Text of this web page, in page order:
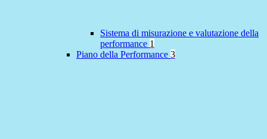
Sistema di misurazione e valutazione della
performance 1
Piano della Performance 3